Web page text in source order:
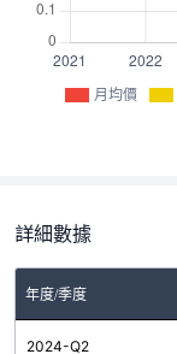
月均價
詳細數據
年度/季度
2024-Q2